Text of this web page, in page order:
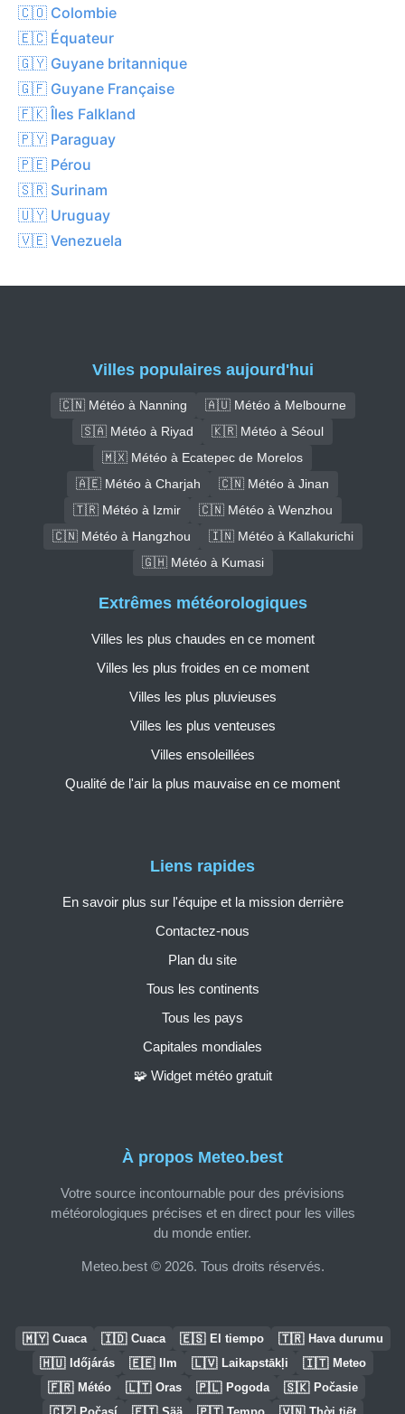
🇨🇴 Colombie
🇪🇨 Équateur
🇬🇾 Guyane britannique
🇬🇫 Guyane Française
🇫🇰 Îles Falkland
🇵🇾 Paraguay
🇵🇪 Pérou
🇸🇷 Surinam
🇺🇾 Uruguay
🇻🇪 Venezuela
Villes populaires aujourd'hui
🇨🇳 Météo à Nanning
🇦🇺 Météo à Melbourne
🇸🇦 Météo à Riyad
🇰🇷 Météo à Séoul
🇲🇽 Météo à Ecatepec de Morelos
🇦🇪 Météo à Charjah
🇨🇳 Météo à Jinan
🇹🇷 Météo à Izmir
🇨🇳 Météo à Wenzhou
🇨🇳 Météo à Hangzhou
🇮🇳 Météo à Kallakurichi
🇬🇭 Météo à Kumasi
À propos Meteo.best
Votre source incontournable pour des prévisions
météorologiques précises et en direct pour les villes
du monde entier.
Meteo.best © 2026. Tous droits réservés.
Liens rapides
En savoir plus sur l'équipe et la mission derrière
Contactez-nous
Plan du site
Tous les continents
Tous les pays
Capitales mondiales
🧩 Widget météo gratuit
Extrêmes météorologiques
Villes les plus chaudes en ce moment
Villes les plus froides en ce moment
Villes les plus pluvieuses
Villes les plus venteuses
Villes ensoleillées
Qualité de l'air la plus mauvaise en ce moment
🇲🇾 Cuaca 🇮🇩 Cuaca 🇪🇸 El tiempo 🇹🇷 Hava durumu
🇭🇺 Időjárás 🇪🇪 Ilm 🇱🇻 Laikapstākļi 🇮🇹 Meteo
🇫🇷 Météo 🇱🇹 Oras 🇵🇱 Pogoda 🇸🇰 Počasie